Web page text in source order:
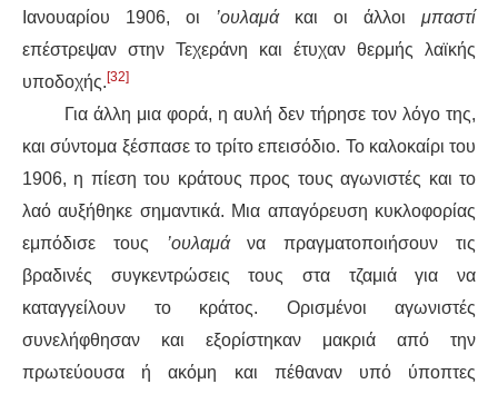
Ιανουαρίου 1906, οι ’ουλαμάκαι οι άλλοι μπαστί
επέστρεψαν στην Τεχεράνη και έτυχαν θερμής λαϊκής
υποδοχής. [32]
Για άλλη μια φορά, η αυλή δεν τήρησε τον λόγο της,
και σύντομα ξέσπασε το τρίτο επεισόδιο. Το καλοκαίρι του
1906, η πίεση του κράτους προς τους αγωνιστές και το
λαό αυξήθηκε σημαντικά. Μια απαγόρευση κυκλοφορίας
εμπόδισε τους ’ουλαμάνα πραγματοποιήσουν τις
βραδινές συγκεντρώσεις τους στα τζαμιά για να
καταγγείλουν το κράτος. Ορισμένοι αγωνιστές
συνελήφθησαν και εξορίστηκαν μακριά από την
πρωτεύουσα ή ακόμη και πέθαναν υπό ύποπτες